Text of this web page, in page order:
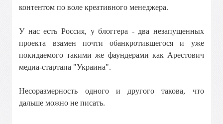
контентом по воле креативного менеджера.
У нас есть Россия, у блоггера - два незапущенных
проекта взамен почти обанкротившегося и уже
покидаемого такими же фаундерами как Арестович
медиа-стартапа "Украина".
Несоразмерность одного и другого такова, что
дальше можно не писать.